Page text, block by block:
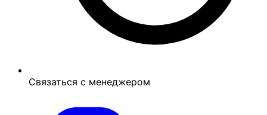
Связаться с менеджером